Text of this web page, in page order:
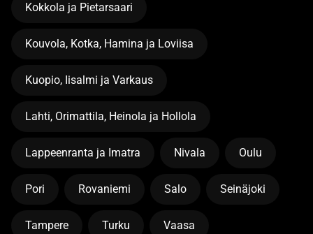
Kokkola ja Pietarsaari
Kouvola, Kotka, Hamina ja Loviisa
Kuopio, Iisalmi ja Varkaus
Lahti, Orimattila, Heinola ja Hollola
Lappeenranta ja Imatra Nivala Oulu
Pori Rovaniemi Salo Seinäjoki
Tampere Turku Vaasa